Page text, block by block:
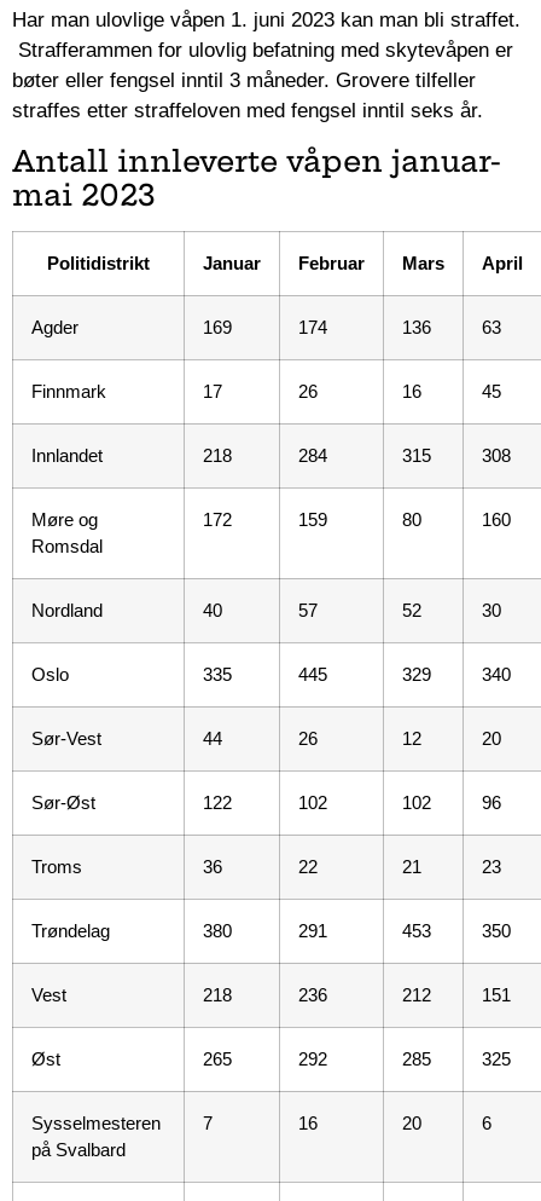
Har man ulovlige våpen 1. juni 2023 kan man bli straffet.
Strafferammen for ulovlig befatning med skytevåpen er
bøter eller fengsel inntil 3 måneder. Grovere tilfeller
straffes etter straffeloven med fengsel inntil seks år.
Antall innleverte våpen januar-
mai 2023
Politidistrikt Januar Februar Mars April
Agder 169 174 136 63
Finnmark 17 26 16 45
Innlandet 218 284 315 308
Møre og
Romsdal
172 159 80 160
Nordland 40 57 52 30
Oslo 335 445 329 340
Sør-Vest 44 26 12 20
Sør-Øst 122 102 102 96
Troms 36 22 21 23
Trøndelag 380 291 453 350
Vest 218 236 212 151
Øst 265 292 285 325
Sysselmesteren
på Svalbard
7 16 20 6